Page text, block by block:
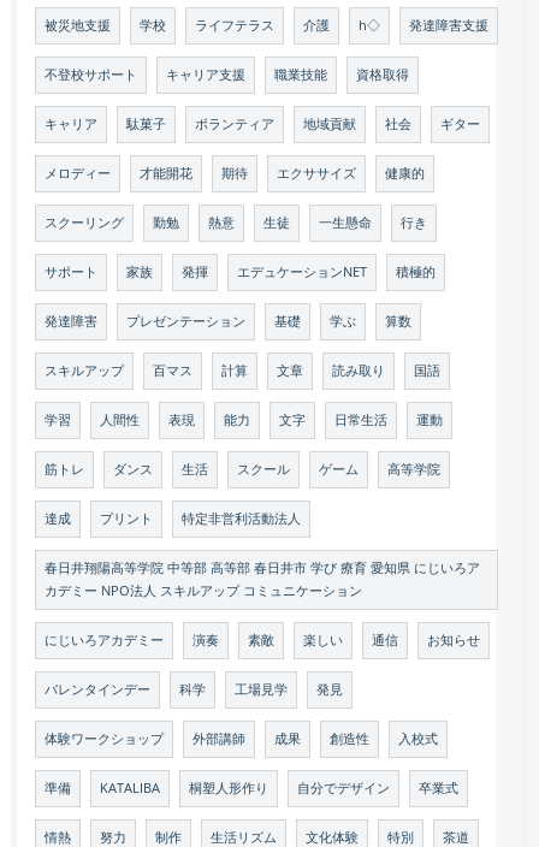
被災地支援 学校 ライフテラス 介護 h◇ 発達障害支援
不登校サポート キャリア支援 職業技能 資格取得
キャリア 駄菓子 ボランティア 地域貢献 社会 ギター
メロディー 才能開花 期待 エクササイズ 健康的
スクーリング 勤勉 熱意 生徒 一生懸命 行き
サポート 家族 発揮 エデュケーションNET 積極的
発達障害 プレゼンテーション 基礎 学ぶ 算数
スキルアップ 百マス 計算 文章 読み取り 国語
学習 人間性 表現 能力 文字 日常生活 運動
筋トレ ダンス 生活 スクール ゲーム 高等学院
達成 プリント 特定非営利活動法人
春日井翔陽高等学院 中等部 高等部 春日井市 学び 療育 愛知県 にじいろア
カデミー NPO法人 スキルアップ コミュニケーション
にじいろアカデミー 演奏 素敵 楽しい 通信 お知らせ
バレンタインデー 科学 工場見学 発見
体験ワークショップ 外部講師 成果 創造性 入校式
準備 KATALIBA 桐塑人形作り 自分でデザイン 卒業式
情熱 努力 制作 生活リズム 文化体験 特別 茶道